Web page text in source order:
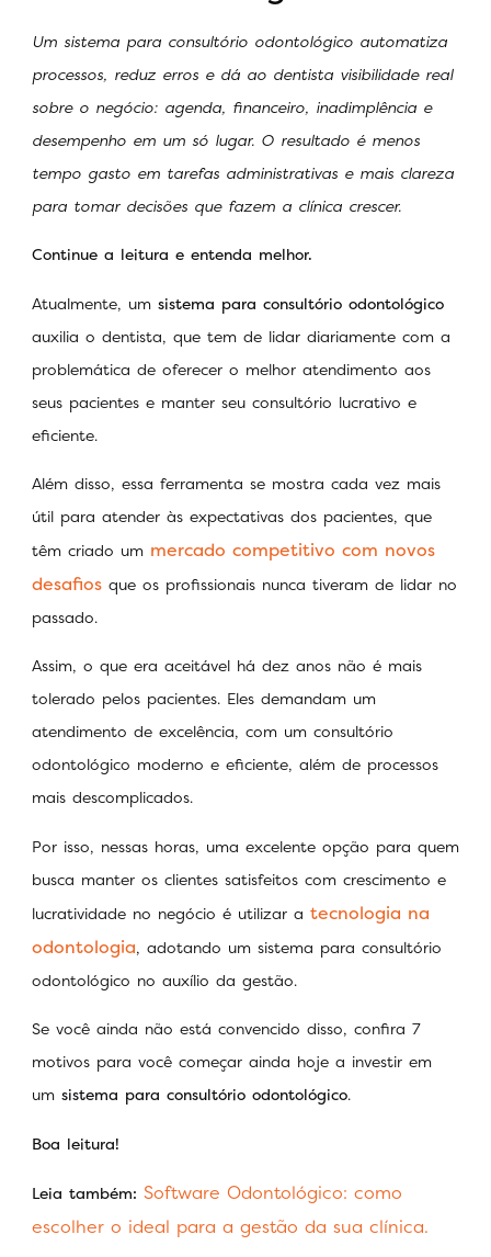
Um sistema para consultório odontológico automatiza
processos, reduz erros e dá ao dentista visibilidade real
sobre o negócio: agenda, financeiro, inadimplência e
desempenho em um só lugar. O resultado é menos
tempo gasto em tarefas administrativas e mais clareza
para tomar decisões que fazem a clínica crescer.
Continue a leitura e entenda melhor.
Atualmente, um sistema para consultório odontológico
auxilia o dentista, que tem de lidar diariamente com a
problemática de oferecer o melhor atendimento aos
seus pacientes e manter seu consultório lucrativo e
eficiente.
Além disso, essa ferramenta se mostra cada vez mais
útil para atender às expectativas dos pacientes, que
têm criado um mercado competitivo com novos
desafios que os profissionais nunca tiveram de lidar no
passado.
Assim, o que era aceitável há dez anos não é mais
tolerado pelos pacientes. Eles demandam um
atendimento de excelência, com um consultório
odontológico moderno e eficiente, além de processos
mais descomplicados.
Por isso, nessas horas, uma excelente opção para quem
busca manter os clientes satisfeitos com crescimento e
lucratividade no negócio é utilizar a tecnologia na
odontologia, adotando um sistema para consultório
odontológico no auxílio da gestão.
Se você ainda não está convencido disso, confira 7
motivos para você começar ainda hoje a investir em
um sistema para consultório odontológico.
Boa leitura!
Leia também: Software Odontológico: como
escolher o ideal para a gestão da sua clínica.